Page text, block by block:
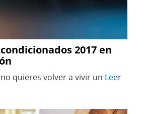
2017 en
quieres volver a vivir un Leer